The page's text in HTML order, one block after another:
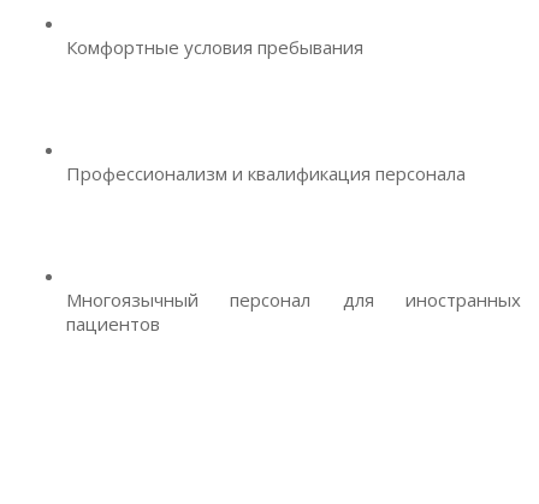
Комфортные условия пребывания
Профессионализм и квалификация персонала
Многоязычный персонал для иностранных
пациентов